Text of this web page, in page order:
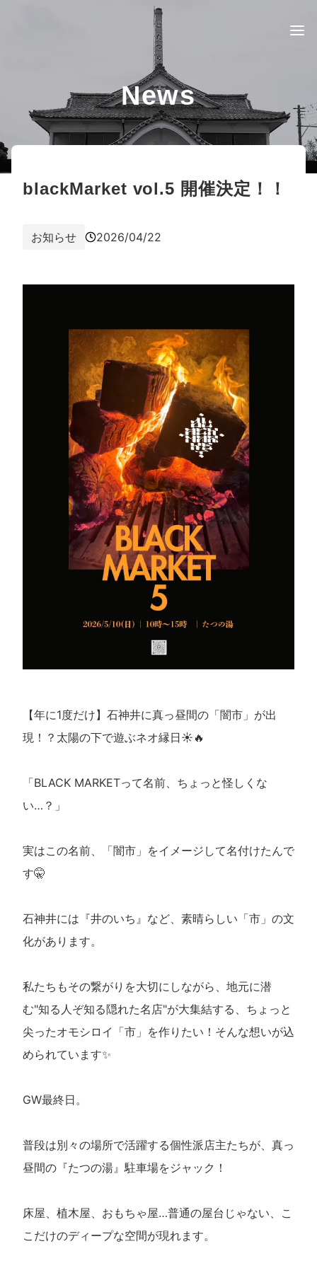
News
blackMarket vol.5 開催決定！！
お知らせ 2026/04/22
【年に1度だけ】石神井に真っ昼間の「闇市」が出
現！？太陽の下で遊ぶネオ縁日☀️🔥
「BLACK MARKETって名前、ちょっと怪しくな
い…？」
実はこの名前、「闇市」をイメージして名付けたんで
す🤫
石神井には『井のいち』など、素晴らしい「市」の文
化があります。
私たちもその繋がりを大切にしながら、地元に潜
む"知る人ぞ知る隠れた名店"が大集結する、ちょっと
尖ったオモシロイ「市」を作りたい！そんな想いが込
められています✨
GW最終日。
普段は別々の場所で活躍する個性派店主たちが、真っ
昼間の『たつの湯』駐車場をジャック！
床屋、植木屋、おもちゃ屋…普通の屋台じゃない、こ
こだけのディープな空間が現れます。